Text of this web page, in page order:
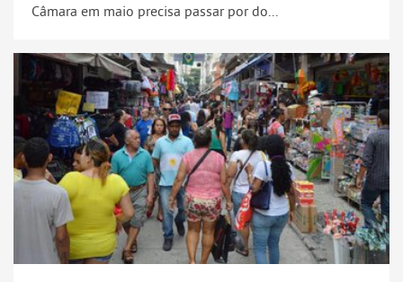
Câmara em maio precisa passar por do...